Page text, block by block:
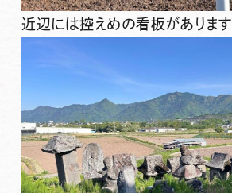
近辺には控えめの看板があります